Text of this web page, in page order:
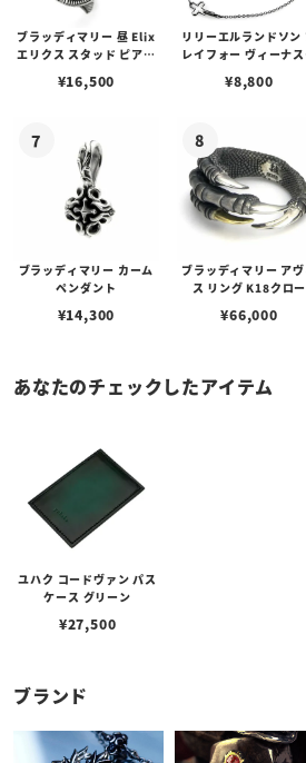
ブラッディマリー 昼 Elix
エリクス スタッド ピアス
¥16,500
リリーエルランドソン
レイフォー ヴィーナス
¥8,800
ブラッディマリー カーム
ペンダント
¥14,300
ブラッディマリー アヴ
ス リング K18クロー
¥66,000
あなたのチェックしたアイテム
ユハク コードヴァン パス
ケース グリーン
¥27,500
ブランド